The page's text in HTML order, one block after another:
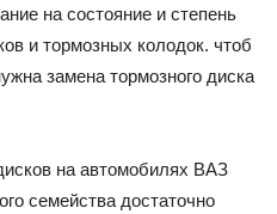
на состояние и степень
и тормозных колодок. чтоб
замена тормозного диска
на автомобилях ВАЗ
семейства достаточно